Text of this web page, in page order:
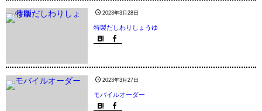
2023年3月28日
特製だしわりしょうゆ
2023年3月27日
モバイルオーダー